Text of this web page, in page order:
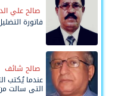
صالح علي
فاتورة
صالح شائف
عندما يُكتب
التي سالت